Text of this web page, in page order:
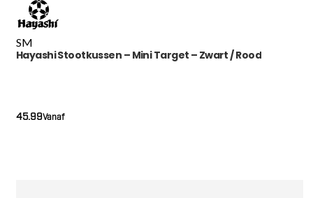
SM
Hayashi Stootkussen – Mini Target – Zwart / Rood
Vanaf
45.99